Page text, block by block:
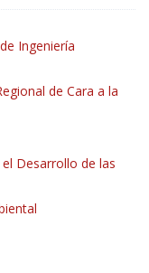
Ingeniería
de Cara a la
Desarrollo de las